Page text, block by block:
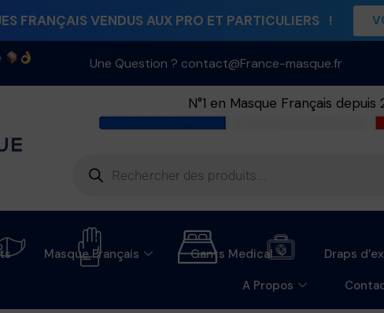
FRANÇAIS VENDUS AUX PRO ET PARTICULIERS !
Une Question ? contact@France-masque.fr
N°1 en Masque Français depuis
Masque Français Gants Medical Draps
A Propos